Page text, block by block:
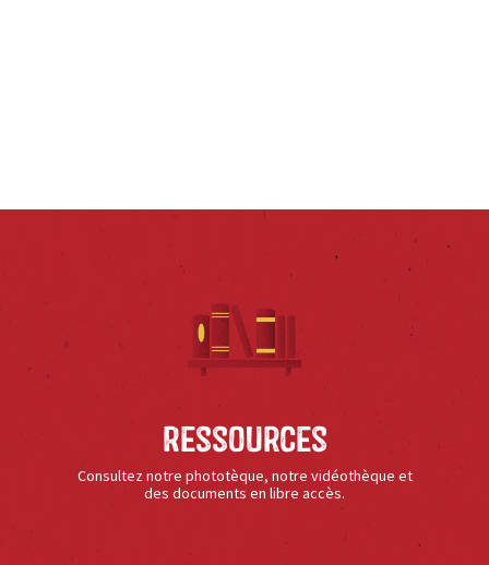
Ressources
Consultez notre phototèque, notre vidéothèque et
des documents en libre accès.